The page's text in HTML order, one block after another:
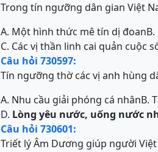
Trong tín ngưỡng dân gian Việt
A. Một hình thức mê tín dị đoanB.
C. Các vị thần linh cai quản cuộc
Câu hỏi 730597:
Tín ngưỡng thờ các vị anh hùng
A. Nhu cầu giải phóng cá nhânB.
D. Lòng yêu nước, uống nước
Câu hỏi 730601:
Triết lý Âm Dương giúp người